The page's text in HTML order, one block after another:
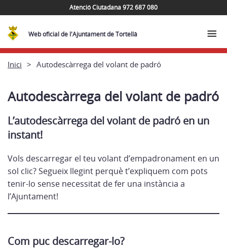
Atenció Ciutadana 972 687 080
Web oficial de l'Ajuntament de Tortellà
Inici Autodescàrrega del volant de padró
Autodescàrrega del volant de padró
L’autodescàrrega del volant de padró en un
instant!
Vols descarregar el teu volant d’empadronament en un
sol clic? Segueix llegint perquè t’expliquem com pots
tenir-lo sense necessitat de fer una instància a
l’Ajuntament!
Com puc descarregar-lo?